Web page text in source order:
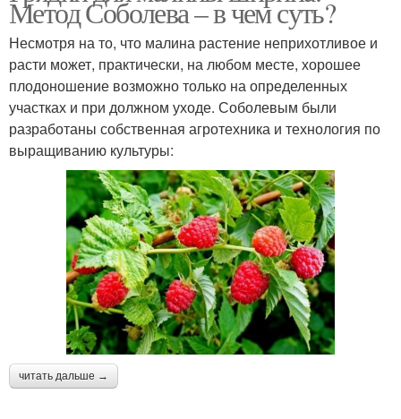
Метод Соболева – в чем суть?
Несмотря на то, что малина растение неприхотливое и
расти может, практически, на любом месте, хорошее
плодоношение возможно только на определенных
участках и при должном уходе. Соболевым были
разработаны собственная агротехника и технология по
выращиванию культуры:
читать дальше →